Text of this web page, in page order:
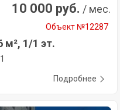
10 000 руб. / мес.
Объект №12287
1/1 эт.
Подробнее